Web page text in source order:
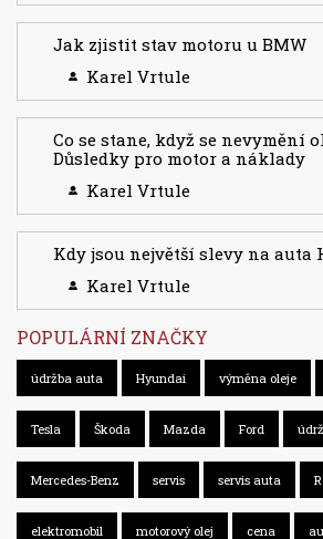
Jak zjistit stav motoru u BMW
Karel Vrtule
Co se stane, když se nevymění
Důsledky pro motor a náklady
Karel Vrtule
Kdy jsou největší slevy na auta
Karel Vrtule
POPULÁRNÍ ZNAČKY
údržba auta Hyundai výměna oleje
Tesla Škoda Mazda Ford
Mercedes-Benz servis servis auta
elektromobil motorový olej cena